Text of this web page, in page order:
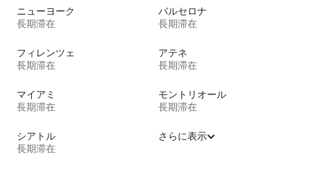
ニューヨーク
長期滞在
バルセロナ
長期滞在
フィレンツェ
長期滞在
アテネ
長期滞在
マイアミ
長期滞在
モントリオール
長期滞在
シアトル
長期滞在
さらに表示